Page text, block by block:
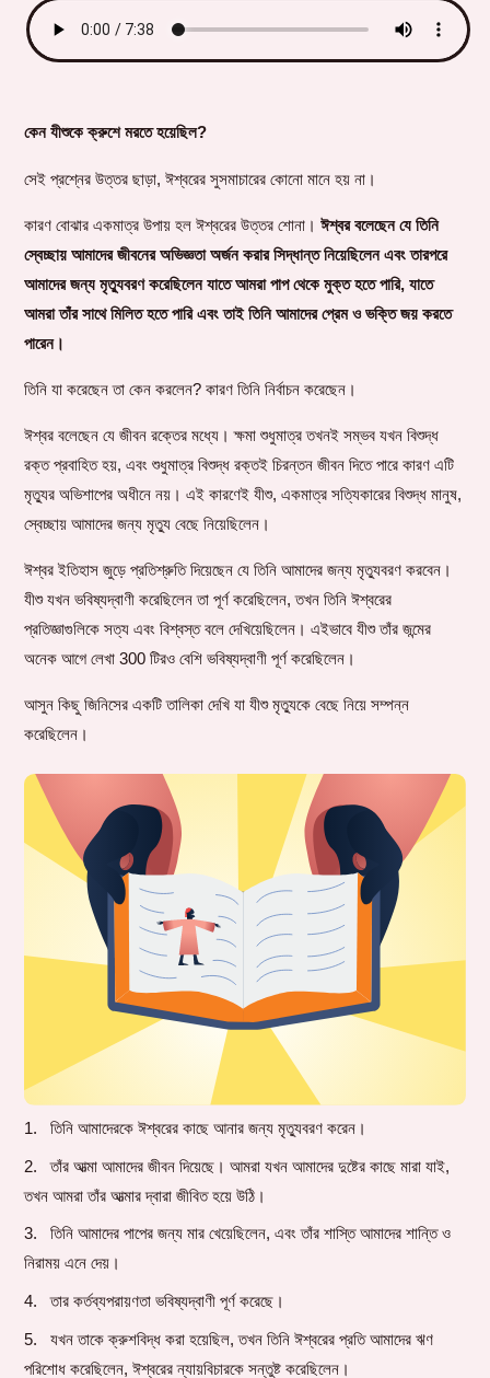
কেন যীশুকে ক্রুশে মরতে হয়েছিল?
সেই প্রশ্নের উত্তর ছাড়া, ঈশ্বরের সুসমাচারের কোনো মানে হয় না।
কারণ বোঝার একমাত্র উপায় হল ঈশ্বরের উত্তর শোনা।ঈশ্বর বলেছেন যে তিনি
স্বেচ্ছায় আমাদের জীবনের অভিজ্ঞতা অর্জন করার সিদ্ধান্ত নিয়েছিলেন এবং তারপরে
আমাদের জন্য মৃত্যুবরণ করেছিলেন যাতে আমরা পাপ থেকে মুক্ত হতে পারি, যাতে
আমরা তাঁর সাথে মিলিত হতে পারি এবং তাই তিনি আমাদের প্রেম ও ভক্তি জয় করতে
পারেন।
তিনি যা করেছেন তা কেন করলেন? কারণ তিনি নির্বাচন করেছেন।
ঈশ্বর বলেছেন যে জীবন রক্তের মধ্যে। ক্ষমা শুধুমাত্র তখনই সম্ভব যখন বিশুদ্ধ
রক্ত প্রবাহিত হয়, এবং শুধুমাত্র বিশুদ্ধ রক্তই চিরন্তন জীবন দিতে পারে কারণ এটি
মৃত্যুর অভিশাপের অধীনে নয়। এই কারণেই যীশু, একমাত্র সত্যিকারের বিশুদ্ধ মানুষ,
স্বেচ্ছায় আমাদের জন্য মৃত্যু বেছে নিয়েছিলেন।
ঈশ্বর ইতিহাস জুড়ে প্রতিশ্রুতি দিয়েছেন যে তিনি আমাদের জন্য মৃত্যুবরণ করবেন।
যীশু যখন ভবিষ্যদ্বাণী করেছিলেন তা পূর্ণ করেছিলেন, তখন তিনি ঈশ্বরের
প্রতিজ্ঞাগুলিকে সত্য এবং বিশ্বস্ত বলে দেখিয়েছিলেন। এইভাবে যীশু তাঁর জন্মের
অনেক আগে লেখা 300 টিরও বেশি ভবিষ্যদ্বাণী পূর্ণ করেছিলেন।
আসুন কিছু জিনিসের একটি তালিকা দেখি যা যীশু মৃত্যুকে বেছে নিয়ে সম্পন্ন
করেছিলেন।
তিনি আমাদেরকে ঈশ্বরের কাছে আনার জন্য মৃত্যুবরণ করেন।
তাঁর আত্মা আমাদের জীবন দিয়েছে। আমরা যখন আমাদের দুষ্টের কাছে মারা যাই,
তখন আমরা তাঁর আত্মার দ্বারা জীবিত হয়ে উঠি।
তিনি আমাদের পাপের জন্য মার খেয়েছিলেন, এবং তাঁর শাস্তি আমাদের শান্তি ও
নিরাময় এনে দেয়।
তার কর্তব্যপরায়ণতা ভবিষ্যদ্বাণী পূর্ণ করেছে।
যখন তাকে ক্রুশবিদ্ধ করা হয়েছিল, তখন তিনি ঈশ্বরের প্রতি আমাদের ঋণ
পরিশোধ করেছিলেন, ঈশ্বরের ন্যায়বিচারকে সন্তুষ্ট করেছিলেন।